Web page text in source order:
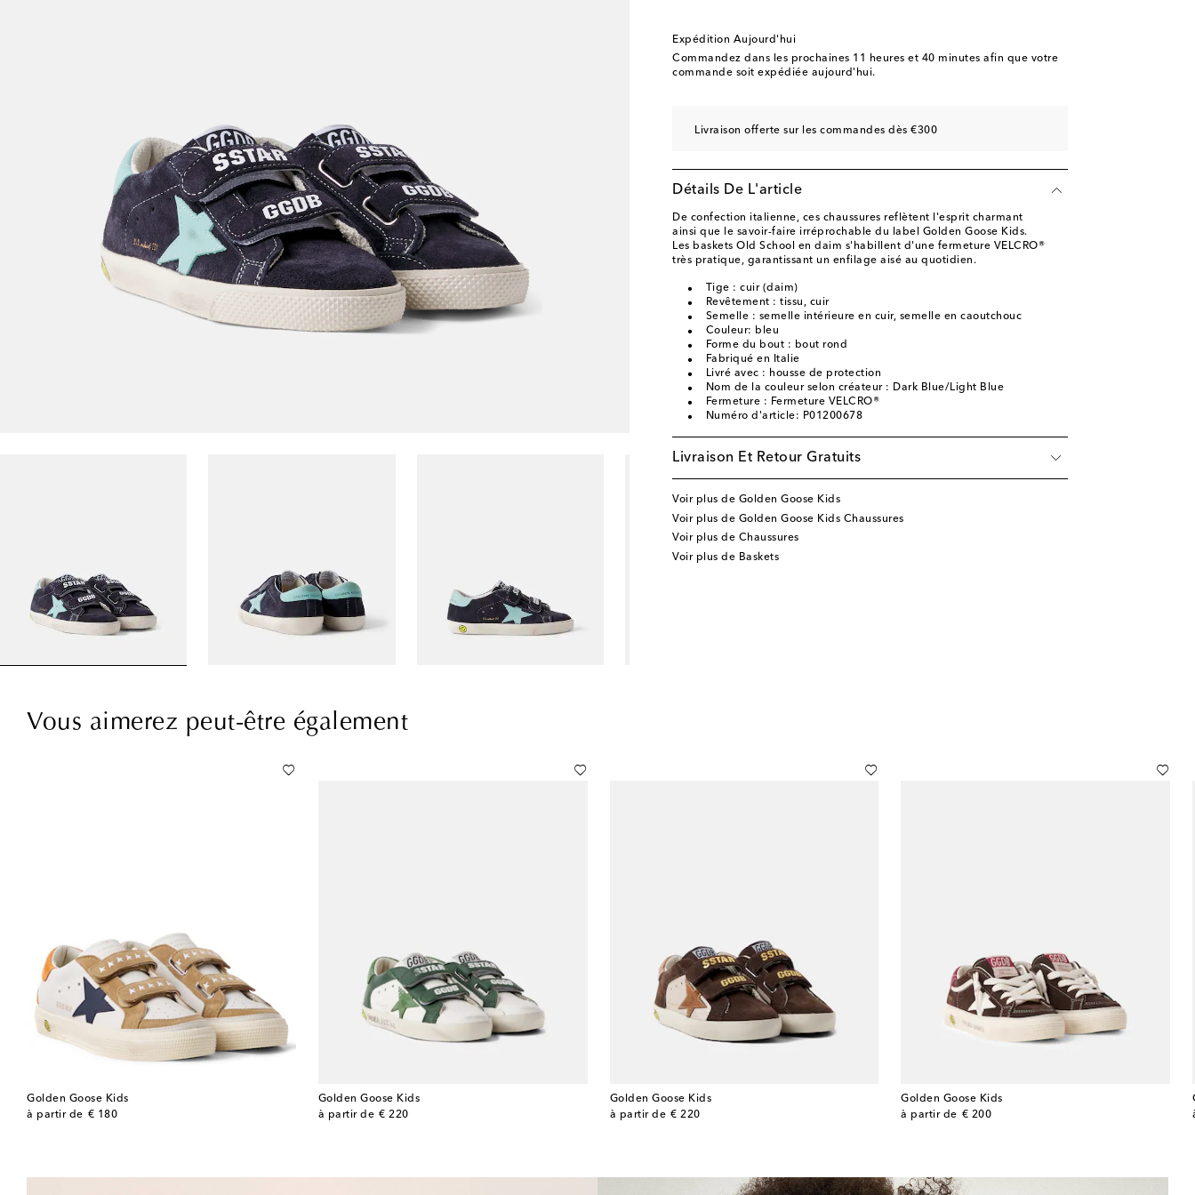
EU 30 Ajouter à la Wishlist
Stock faible
EU 33 Stock faible
EU 35 Dernière pièce
€ 390
original price
EU 36 Ajouter à la Wishlist
EU 37 Ajouter à la Wishlist
EU 38 Ajouter à la Wishlist
Expédition Aujourd'hui
Commandez dans les prochaines 11 heures et 40 minutes afin que votre
commande soit expédiée aujourd'hui.
Livraison offerte sur les commandes dès €300
Détails De L'article
De confection italienne, ces chaussures reflètent l'esprit charmant
ainsi que le savoir-faire irréprochable du label Golden Goose Kids.
Les baskets Old School en daim s'habillent d'une fermeture VELCRO®
très pratique, garantissant un enfilage aisé au quotidien.
Tige : cuir (daim)
Revêtement : tissu, cuir
Semelle : semelle intérieure en cuir, semelle en caoutchouc
Couleur: bleu
Forme du bout : bout rond
Fabriqué en Italie
Livré avec : housse de protection
Nom de la couleur selon créateur : Dark Blue/Light Blue
Fermeture : Fermeture VELCRO®
Numéro d'article: P01200678
Livraison Et Retour Gratuits
Voir plus de Golden Goose Kids
Voir plus de Golden Goose Kids Chaussures
Voir plus de Chaussures
Voir plus de Baskets
Vous aimerez peut-être également
Golden Goose Kids
à partir de € 180
original price
Golden Goose Kids
à partir de € 220
original price
Golden Goose Kids
à partir de € 220
original price
Golden Goose Kids
à partir de € 200
original price